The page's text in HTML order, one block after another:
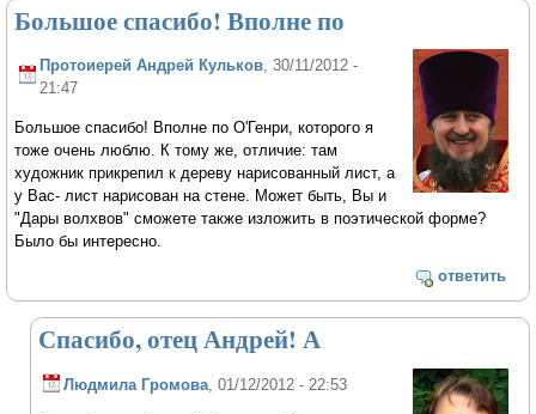
Большое спасибо! Вполне по
Протоиерей Андрей Кульков, 30/11/2012 -
21:47
Большое спасибо! Вполне по О'Генри, которого я
тоже очень люблю. К тому же, отличие: там
художник прикрепил к дереву нарисованный лист, а
у Вас- лист нарисован на стене. Может быть, Вы и
"Дары волхвов" сможете также изложить в поэтической форме?
Было бы интересно.
ответить
Спасибо, отец Андрей! А
Людмила Громова, 01/12/2012 - 22:53